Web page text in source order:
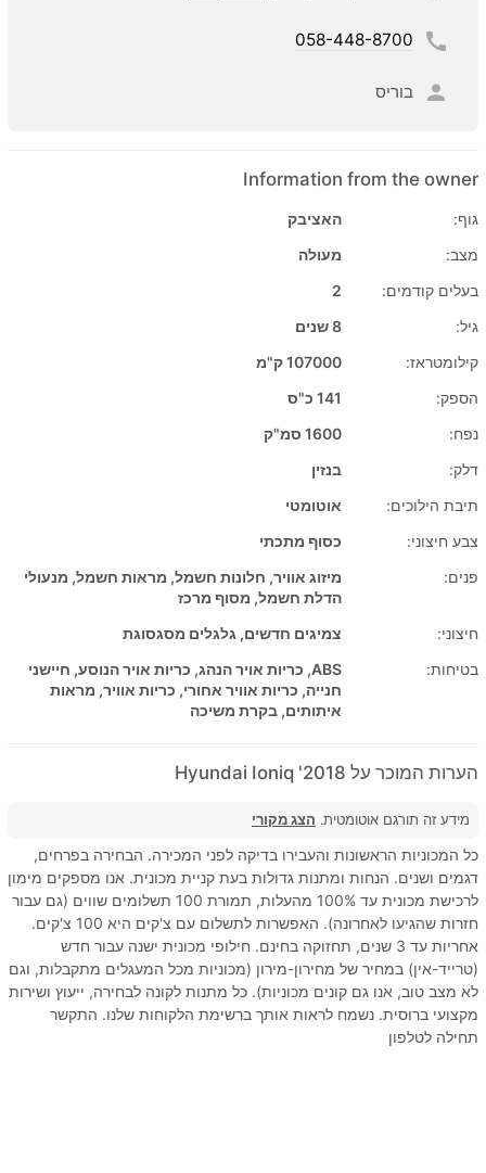
058-448-8700
בוריס
Information from the owner
גוף:
האציבק
מצב:
מעולה
בעלים קודמים:
2
גיל:
8 שנים
קילומטראז:
107000 ק"מ
הספק:
141 כ"ס
נפח:
1600 סמ"ק
דלק:
בנזין
תיבת הילוכים:
אוטומטי
צבע חיצוני:
כסוף מתכתי
פנים:
מיזוג אוויר, חלונות חשמל, מראות חשמל, מנעולי
הדלת חשמל, מסוף מרכז
חיצוני:
צמיגים חדשים, גלגלים מסגסוגת
בטיחות:
ABS, כריות אויר הנהג, כריות אויר הנוסע, חיישני
חנייה, כריות אוויר אחורי, כריות אוויר, מראות
איתותים, בקרת משיכה
הערות המוכר על 2018' Hyundai Ioniq
מידע זה תורגם אוטומטית. הצג מקורי
כל המכוניות הראשונות והעבירו בדיקה לפני המכירה. הבחירה בפרחים,
דגמים ושנים. הנחות ומתנות גדולות בעת קניית מכונית. אנו מספקים מימון
לרכישת מכונית עד 100% מהעלות, תמורת 100 תשלומים שווים (גם עבור
חזרות שהגיעו לאחרונה). האפשרות לתשלום עם צ'קים היא 100 צ'קים.
אחריות עד 3 שנים, תחזוקה בחינם. חילופי מכונית ישנה עבור חדש
(טרייד-אין) במחיר של מחירון-מירון (מכוניות מכל המעגלים מתקבלות, וגם
לא מצב טוב, אנו גם קונים מכוניות). כל מתנות לקונה לבחירה, ייעוץ ושירות
מקצועי ברוסית. נשמח לראות אותך ברשימת הלקוחות שלנו. התקשר
תחילה לטלפון